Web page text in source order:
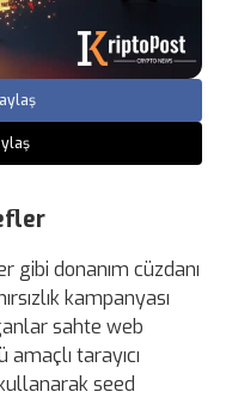
gibi donanım cüzdanı
kampanyası
sahte web
tarayıcı
seed